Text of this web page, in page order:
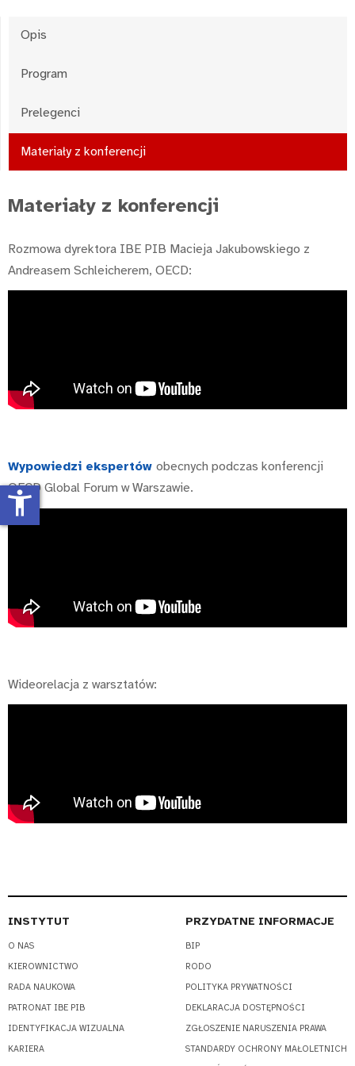
Opis
Program
Prelegenci
Materiały z konferencji
Materiały z konferencji
Rozmowa dyrektora IBE PIB Macieja Jakubowskiego z
Andreasem Schleicherem, OECD:
Wypowiedzi ekspertów obecnych podczas konferencji
OECD Global Forum w Warszawie.
Wideorelacja z warsztatów:
INSTYTUT
O NAS
KIEROWNICTWO
RADA NAUKOWA
PATRONAT IBE PIB
IDENTYFIKACJA WIZUALNA
KARIERA
PRZYDATNE INFORMACJE
BIP
RODO
POLITYKA PRYWATNOŚCI
DEKLARACJA DOSTĘPNOŚCI
ZGŁOSZENIE NARUSZENIA PRAWA
STANDARDY OCHRONY MAŁOLETNICH
accessibility_new